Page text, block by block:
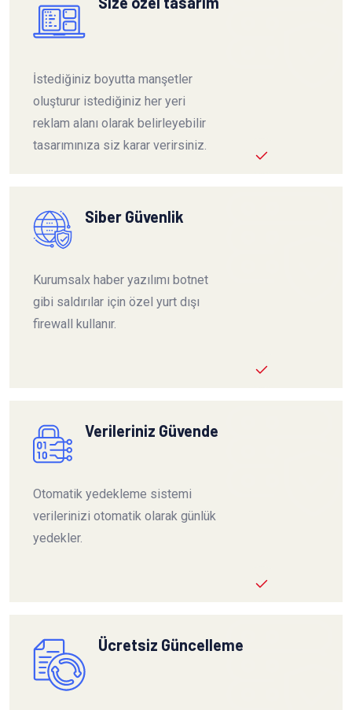
İstediğiniz boyutta manşetler
oluşturur istediğiniz her yeri
reklam alanı olarak belirleyebilir
tasarımınıza siz karar verirsiniz.
Siber Güvenlik
Kurumsalx haber yazılımı botnet
gibi saldırılar için özel yurt dışı
firewall kullanır.
Verileriniz Güvende
Otomatik yedekleme sistemi
verilerinizi otomatik olarak günlük
yedekler.
Ücretsiz Güncelleme